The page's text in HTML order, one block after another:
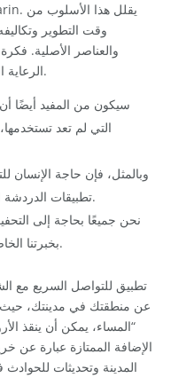
وقت التطوير
والعناصر الأصلية.
الرعاية الصحية أو تطبيق التطبيب عن بعد.
سيكون من المفيد أيضًا
التي لم تعد
وبالمثل، فإن حاجة
تطبيقات الدردشة العشوائية تحظى بشعبية كبيرة.
نحن جميعًا بحاجة إلى
بخبرتنا الخاصة، بل أيضًا بخبرة شخص آخر.
تطبيق للتواصل السريع مع
عن منطقتك في مدينتك،
“المساء، يمكن أن ينقذ
الإضافة الممتازة عبارة عن
المدينة وتحديثات